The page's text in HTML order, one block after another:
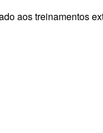
aos treinamentos